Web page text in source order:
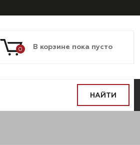
0 В корзине пока пусто
НАЙТИ